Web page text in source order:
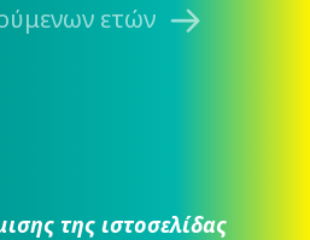
ετών
της ιστοσελίδας